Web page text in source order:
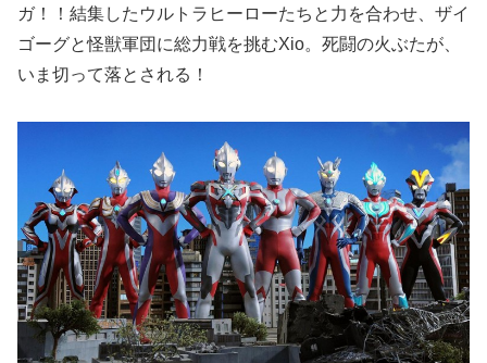
ガ！！結集したウルトラヒーローたちと力を合わせ、ザイ
ゴーグと怪獣軍団に総力戦を挑むXio。死闘の火ぶたが、
いま切って落とされる！